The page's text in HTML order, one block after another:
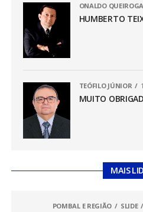
ONALDO QUEIROGA
HUMBERTO
TEÓFILO JÚNIOR
MUITO
MAIS
POMBAL E REGIÃO SLIDE